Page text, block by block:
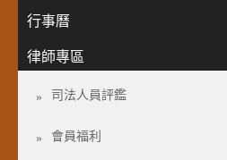
行事曆
律師專區
司法人員評鑑
會員福利